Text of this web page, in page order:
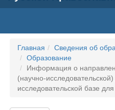
Главная
Сведения об
Образование
Информация о
(научно-
исследовательской базе